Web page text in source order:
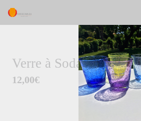
Verre à Liqueur
10,00€